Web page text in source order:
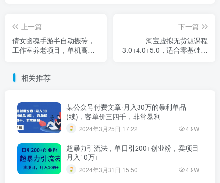
上一篇
倩女幽魂手游半自动搬砖，
工作室养老项目，单机高达
下一篇
淘宝虚拟无货源课程
3.0+4.0+5.0，适合零基础小
相关推荐
某公众号付费文章·月入30万的暴利单品
(续)，客单价三四千，非常暴利
2024年3月25日 17:22 4.9W+
超暴力引流法，单日引200+创业粉，卖项目
月入10万+
2024年3月31日 15:50 4.9W+